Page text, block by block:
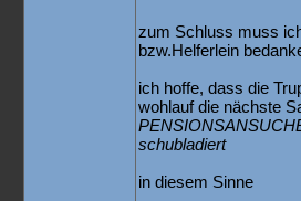
zum Schluss muss
bzw.Helferlein
ich hoffe, dass die
wohlauf die nächste
schubladiert
in diesem Sinne